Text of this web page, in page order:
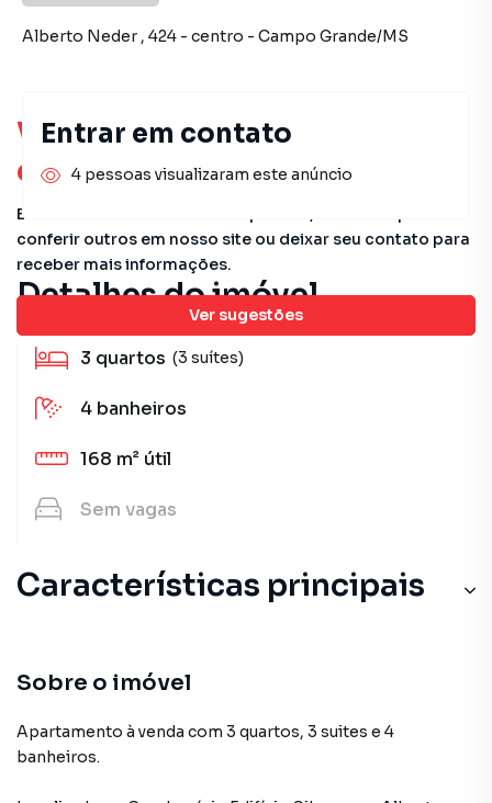
Você pode encontrar novas
oportunidades!
Este imóvel não está mais disponível, mas você pode
conferir outros em nosso site ou deixar seu contato para
receber mais informações.
Ver sugestões
Detalhes do imóvel
3 quartos (3 suítes)
4 banheiros
168 m² útil
Sem vagas
Características principais
Sobre o imóvel
Apartamento à venda com 3 quartos, 3 suites e 4
banheiros.
Alberto Neder , 424 - centro - Campo Grande/MS
Entrar em contato
4 pessoas visualizaram este anúncio